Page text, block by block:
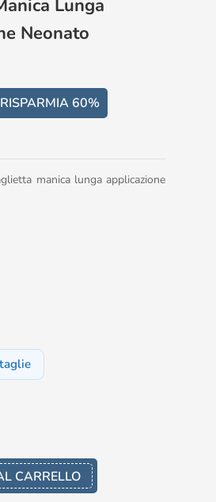
Lunga
Neonato
RISPARMIA 60%
manica lunga applicazione
CARRELLO